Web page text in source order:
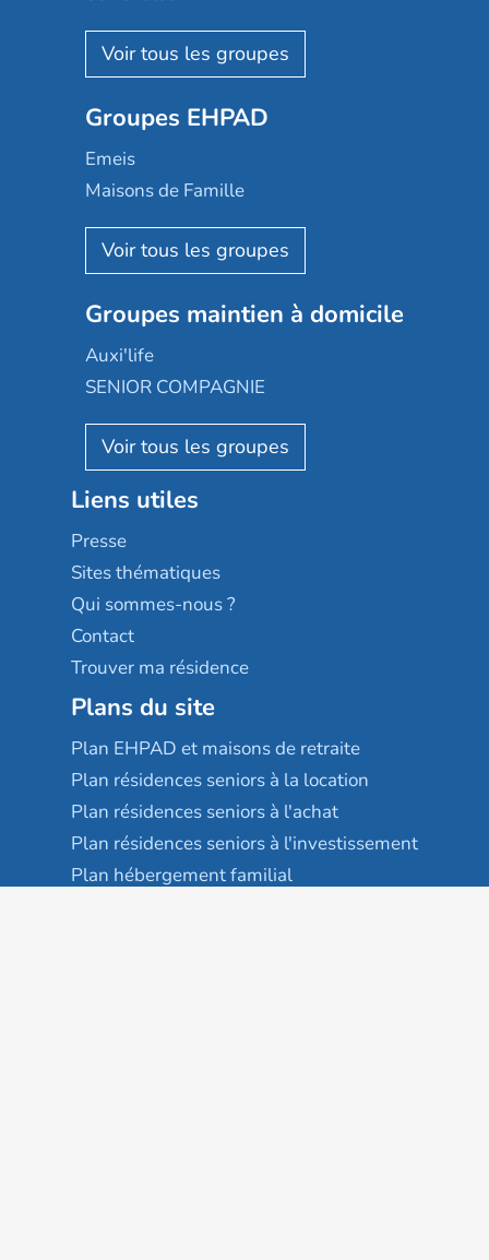
Nohée
Les Résidentiels
Mobicap
Domusvi
Happy Senior
Aquarelia
Nexity edenea
Les jardins d'Arcadie
Occitalia
Appartseniors
Reseda
Stella management
Les villages d'or
Sérénys
Résidences services Villa Médicis
Groupes EHPAD
Emeis
Maisons de Famille
Korian
Emera
Groupe SOS
Le Noble Âge
Almage
Résidalya
Groupe aplus
Groupes maintien à domicile
Auxi'life
SENIOR COMPAGNIE
AGE D'OR Services
Liens utiles
Presse
Sites thématiques
Qui sommes-nous ?
Contact
Trouver ma résidence
Plans du site
Plan EHPAD et maisons de retraite
Plan résidences seniors à la location
Plan résidences seniors à l'achat
Plan résidences seniors à l'investissement
Plan hébergement familial